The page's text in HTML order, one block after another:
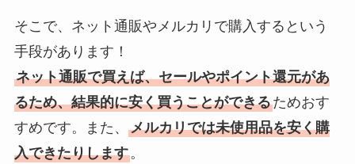
そこで、ネット通販やメルカリで購入するという
手段があります！
ネット通販で買えば、セールやポイント還元があ
るため、結果的に安く買うことができるためおす
すめです。また、 メルカリでは未使用品を安く購
入できたりします。